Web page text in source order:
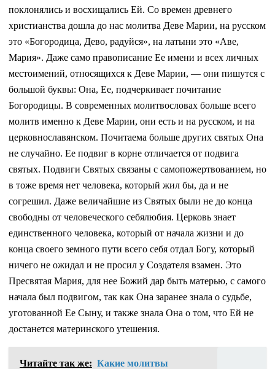
поклонялись и восхищались Ей. Со времен древнего
христианства дошла до нас молитва Деве Марии, на русском
это «Богородица, Дево, радуйся», на латыни это «Аве,
Мария». Даже само правописание Ее имени и всех личных
местоимений, относящихся к Деве Марии, — они пишутся с
большой буквы: Она, Ее, подчеркивает почитание
Богородицы. В современных молитвословах больше всего
молитв именно к Деве Марии, они есть и на русском, и на
церковнославянском. Почитаема больше других святых Она
не случайно. Ее подвиг в корне отличается от подвига
святых. Подвиги Святых связаны с самопожертвованием, но
в тоже время нет человека, который жил бы, да и не
согрешил. Даже величайшие из Святых были не до конца
свободны от человеческого себялюбия. Церковь знает
единственного человека, который от начала жизни и до
конца своего земного пути всего себя отдал Богу, который
ничего не ожидал и не просил у Создателя взамен. Это
Пресвятая Мария, для нее Божий дар быть матерью, с самого
начала был подвигом, так как Она заранее знала о судьбе,
уготованной Ее Сыну, и также знала Она о том, что Ей не
достанется материнского утешения.
Читайте так же: Какие молитвы